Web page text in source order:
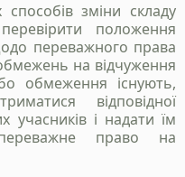
зміни складу
положення
переважного права
на відчуження
обмеження існують,
відповідної
учасників і надати їм
переважне право на